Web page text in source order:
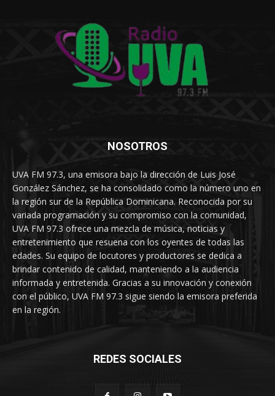
NOSOTROS
UVA FM 97.3, una emisora bajo la dirección de Luis José
González Sánchez, se ha consolidado como la número uno en
la región sur de la República Dominicana. Reconocida por su
variada programación y su compromiso con la comunidad,
UVA FM 97.3 ofrece una mezcla de música, noticias y
entretenimiento que resuena con los oyentes de todas las
edades. Su equipo de locutores y productores se dedica a
brindar contenido de calidad, manteniendo a la audiencia
informada y entretenida. Gracias a su innovación y conexión
con el público, UVA FM 97.3 sigue siendo la emisora preferida
en la región.
REDES SOCIALES